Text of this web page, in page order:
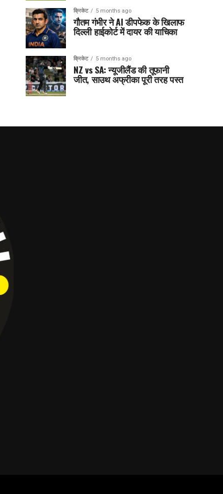
क्रिकेट 5 months ago
गौतम गंभीर ने AI डीपफेक के खिलाफ
दिल्ली हाईकोर्ट में दायर की याचिका
क्रिकेट 5 months ago
NZ vs SA: न्यूजीलैंड की तूफानी
जीत, साउथ अफ्रीका पूरी तरह पस्त